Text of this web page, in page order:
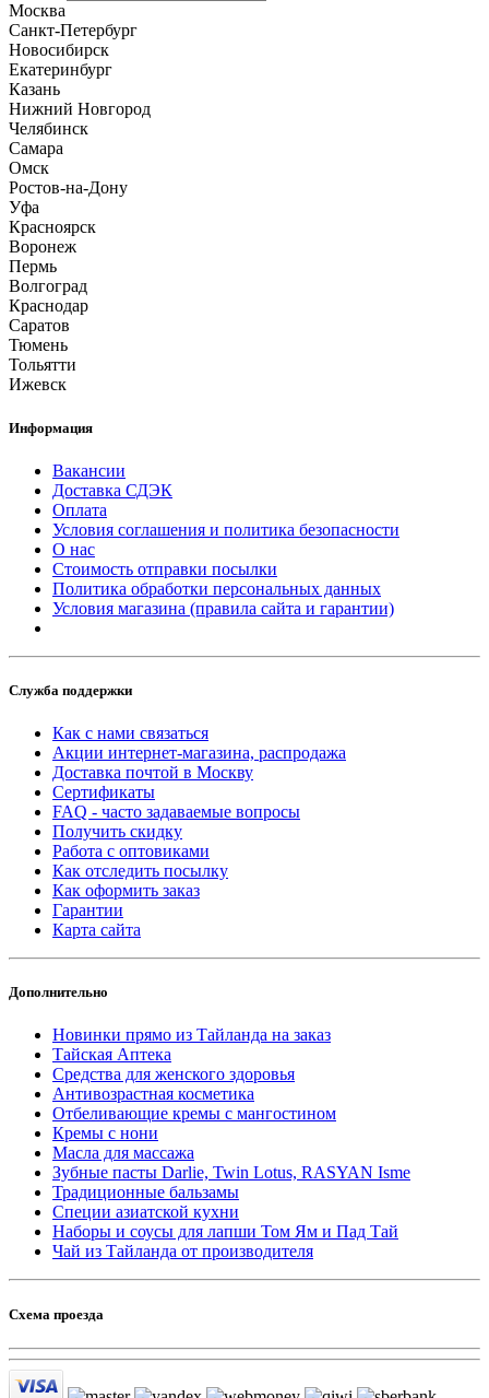
Москва
Санкт-Петербург
Новосибирск
Екатеринбург
Казань
Нижний Новгород
Челябинск
Самара
Омск
Ростов-на-Дону
Уфа
Красноярск
Воронеж
Пермь
Волгоград
Краснодар
Саратов
Тюмень
Тольятти
Ижевск
Информация
Вакансии
Доставка СДЭК
Оплата
Условия соглашения и политика безопасности
О нас
Стоимость отправки посылки
Политика обработки персональных данных
Условия магазина (правила сайта и гарантии)
Служба поддержки
Как с нами связаться
Акции интернет-магазина, распродажа
Доставка почтой в Москву
Сертификаты
FAQ - часто задаваемые вопросы
Получить скидку
Работа с оптовиками
Как отследить посылку
Как оформить заказ
Гарантии
Карта сайта
Дополнительно
Новинки прямо из Тайланда на заказ
Тайская Аптека
Средства для женского здоровья
Антивозрастная косметика
Отбеливающие кремы с мангостином
Кремы с нони
Масла для массажа
Зубные пасты Darlie, Twin Lotus, RASYAN Isme
Традиционные бальзамы
Специи азиатской кухни
Наборы и соусы для лапши Том Ям и Пад Тай
Чай из Тайланда от производителя
Схема проезда